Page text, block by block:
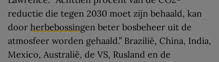
reductie die tegen 2030 moet zijn behaald, kan
door herbebossingen beter bosbeheer uit de
atmosfeer worden gehaald.” Brazilië, China, India,
Mexico, Australië, de VS, Rusland en de